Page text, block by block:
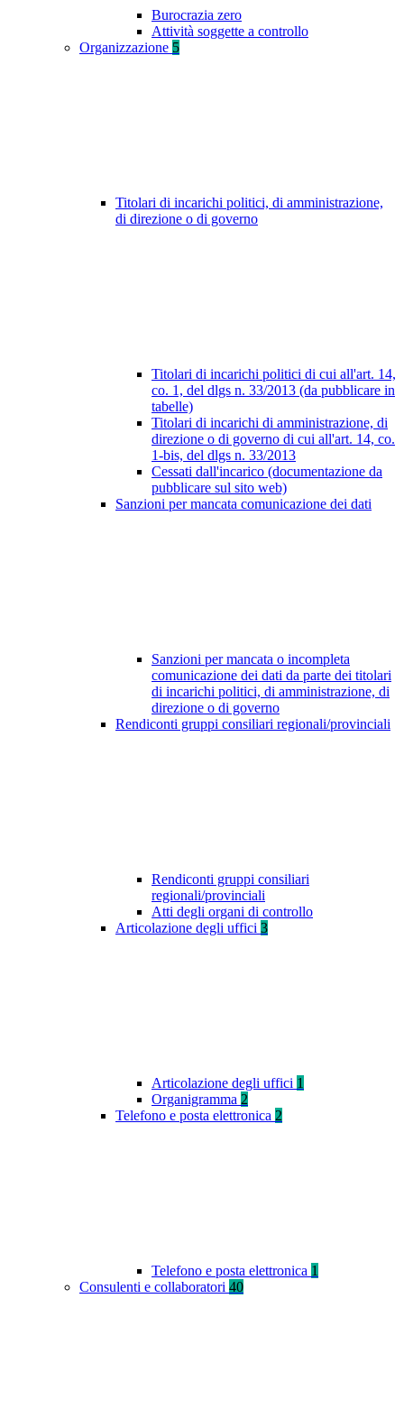
Burocrazia zero
Attività soggette a controllo
Organizzazione 5
Titolari di incarichi politici, di amministrazione,
di direzione o di governo
Titolari di incarichi politici di cui all'art. 14,
co. 1, del dlgs n. 33/2013 (da pubblicare in
tabelle)
Titolari di incarichi di amministrazione, di
direzione o di governo di cui all'art. 14, co.
1-bis, del dlgs n. 33/2013
Cessati dall'incarico (documentazione da
pubblicare sul sito web)
Sanzioni per mancata comunicazione dei dati
Sanzioni per mancata o incompleta
comunicazione dei dati da parte dei titolari
di incarichi politici, di amministrazione, di
direzione o di governo
Rendiconti gruppi consiliari regionali/provinciali
Rendiconti gruppi consiliari
regionali/provinciali
Atti degli organi di controllo
Articolazione degli uffici 3
Articolazione degli uffici 1
Organigramma 2
Telefono e posta elettronica 2
Telefono e posta elettronica 1
Consulenti e collaboratori 40